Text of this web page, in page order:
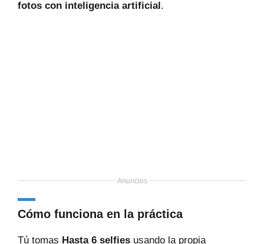
fotos con inteligencia artificial.
Anuncios
Cómo funciona en la práctica
Tú tomas Hasta 6 selfies usando la propia